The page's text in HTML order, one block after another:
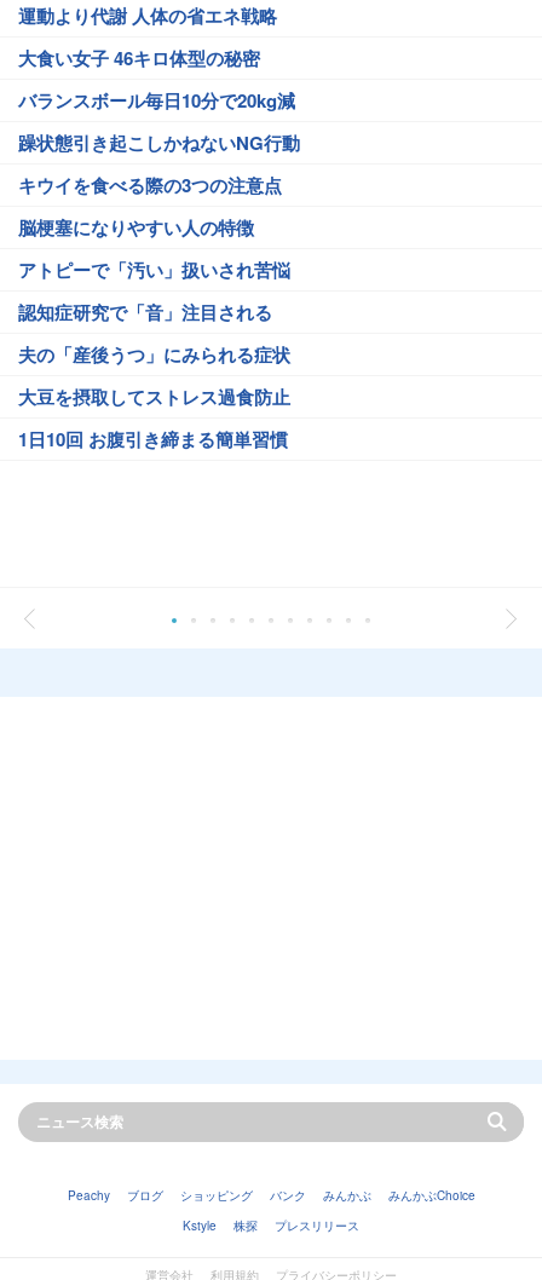
運動より代謝 人体の省エネ戦略
大食い女子 46キロ体型の秘密
バランスボール毎日10分で20kg減
躁状態引き起こしかねないNG行動
キウイを食べる際の3つの注意点
脳梗塞になりやすい人の特徴
アトピーで「汚い」扱いされ苦悩
認知症研究で「音」注目される
夫の「産後うつ」にみられる症状
大豆を摂取してストレス過食防止
1日10回 お腹引き締まる簡単習慣
Peachy ブログ ショッピング バンク みんかぶ
みんかぶChoice
Kstyle
株探 プレスリリース
運営会社 利用規約 プライバシーポリシー